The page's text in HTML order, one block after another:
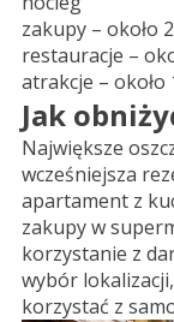
zakupy – około
restauracje –
atrakcje – około
Jak
Największe
wcześniejsza
apartament z
zakupy w
korzystanie z
wybór
korzystać z